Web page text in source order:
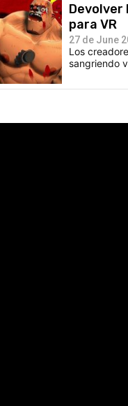
Devolver
para VR
27 de June
Los
sangriendo